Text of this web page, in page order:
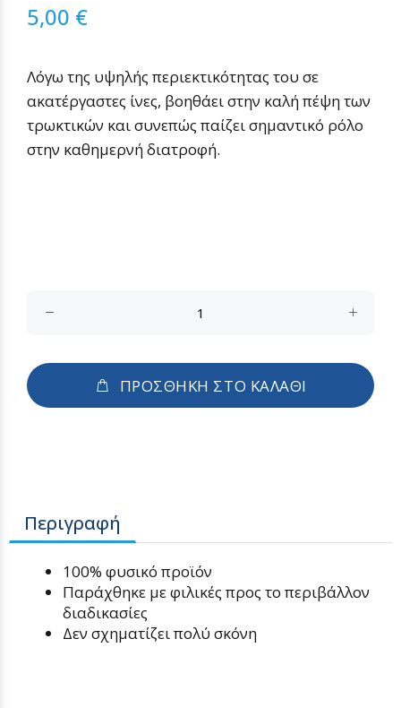
5,00 €
Λόγω της υψηλής περιεκτικότητας του σε
ακατέργαστες ίνες, βοηθάει στην καλή πέψη των
τρωκτικών και συνεπώς παίζει σημαντικό ρόλο
στην καθημερνή διατροφή.
ΠΡΟΣΘΗΚΗ ΣΤΟ ΚΑΛΑΘΙ
Περιγραφή
100% φυσικό προϊόν
Παράχθηκε με φιλικές προς το περιβάλλον
διαδικασίες
Δεν σχηματίζει πολύ σκόνη